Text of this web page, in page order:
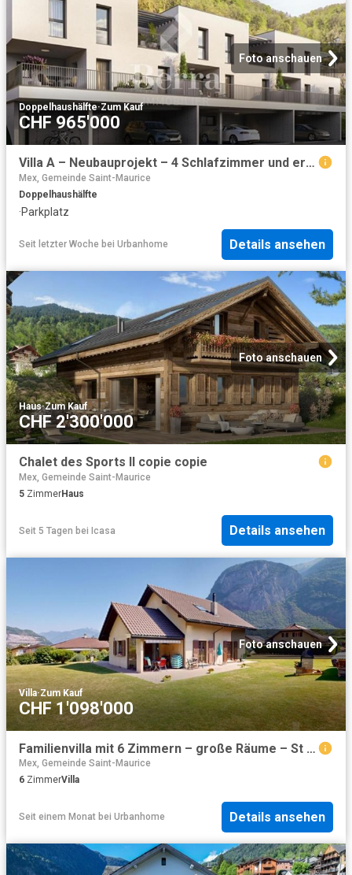
Foto anschauen
Doppelhaushälfte·Zum Kauf
CHF 965'000
Villa A – Neubauprojekt – 4 Schlafzimmer und erstklassige Lage
Mex, Gemeinde Saint-Maurice
Doppelhaushälfte
·Parkplatz
Seit letzter Woche bei Urbanhome Details ansehen
Foto anschauen
Haus·Zum Kauf
CHF 2'300'000
Chalet des Sports II copie copie
Mex, Gemeinde Saint-Maurice
5 ZimmerHaus
Seit 5 Tagen bei Icasa Details ansehen
Foto anschauen
Villa·Zum Kauf
CHF 1'098'000
Familienvilla mit 6 Zimmern – große Räume – St Maurice
Mex, Gemeinde Saint-Maurice
6 ZimmerVilla
Seit einem Monat bei Urbanhome Details ansehen